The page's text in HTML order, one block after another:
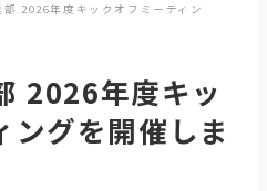
2026年度キックオフミーティン
2026年度キッ
ングを開催しま